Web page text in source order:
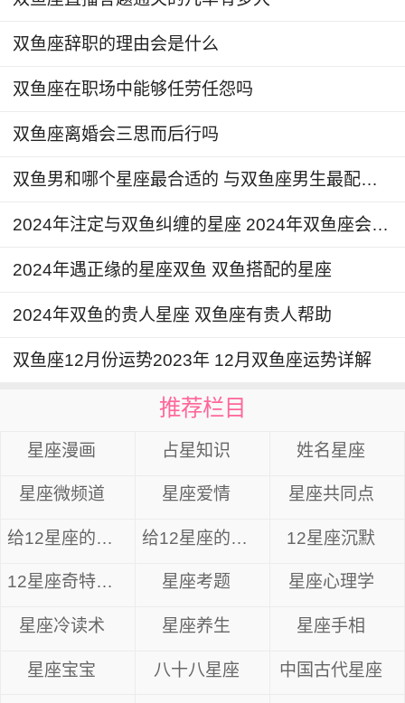
双鱼座辞职的理由会是什么
双鱼座在职场中能够任劳任怨吗
双鱼座离婚会三思而后行吗
双鱼男和哪个星座最合适的 与双鱼座男生最配星座
2024年注定与双鱼纠缠的星座 2024年双鱼座会和谁走到一起
2024年遇正缘的星座双鱼 双鱼搭配的星座
2024年双鱼的贵人星座 双鱼座有贵人帮助
双鱼座12月份运势2023年 12月双鱼座运势详解
推荐栏目
星座漫画 占星知识 姓名星座
星座微频道 星座爱情 星座共同点
给12星座的忠告 给12星座的14句心里话 12星座沉默
12星座奇特眼神 星座考题 星座心理学
星座冷读术 星座养生 星座手相
星座宝宝 八十八星座 中国古代星座